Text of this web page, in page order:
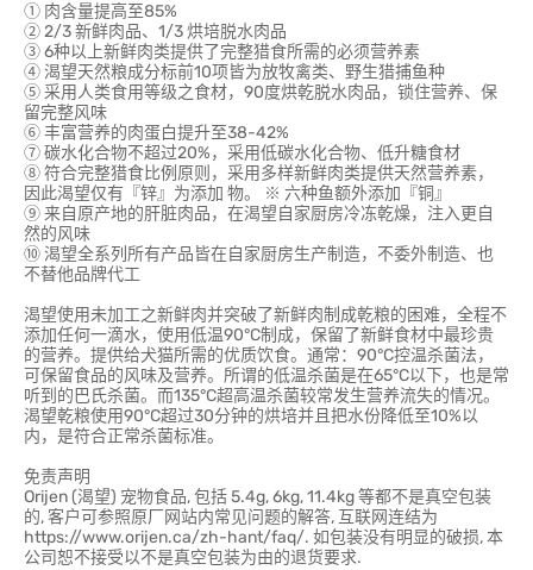
① 肉含量提高至85%
② 2/3 新鲜肉品、1/3 烘培脱水肉品
③ 6种以上新鲜肉类提供了完整猎食所需的必须营养素
④ 渴望天然粮成分标前10项皆为放牧禽类、野生猎捕鱼种
⑤ 采用人类食用等级之食材，90度烘乾脱水肉品，锁住营养、保
留完整风味
⑥ 丰富营养的肉蛋白提升至38-42%
⑦ 碳水化合物不超过20%，采用低碳水化合物、低升糖食材
⑧ 符合完整猎食比例原则，采用多样新鲜肉类提供天然营养素，
因此渴望仅有『锌』为添加 物。 ※ 六种鱼额外添加『铜』
⑨ 来自原产地的肝脏肉品，在渴望自家厨房冷冻乾燥，注入更自
然的风味
⑩ 渴望全系列所有产品皆在自家厨房生产制造，不委外制造、也
不替他品牌代工
渴望使用未加工之新鲜肉并突破了新鲜肉制成乾粮的困难，全程不
添加任何一滴水，使用低温90°C制成，保留了新鲜食材中最珍贵
的营养。提供给犬猫所需的优质饮食。通常：90°C控温杀菌法，
可保留食品的风味及营养。所谓的低温杀菌是在65°C以下，也是常
听到的巴氏杀菌。而135°C超高温杀菌较常发生营养流失的情况。
渴望乾粮使用90°C超过30分钟的烘培并且把水份降低至10%以
内，是符合正常杀菌标准。
免责声明
Orijen (渴望) 宠物食品, 包括 5.4g, 6kg, 11.4kg 等都不是真空包装
的, 客户可参照原厂网站内常见问题的解答, 互联网连结为
https://www.orijen.ca/zh-hant/faq/. 如包装没有明显的破损, 本
公司恕不接受以不是真空包装为由的退货要求.